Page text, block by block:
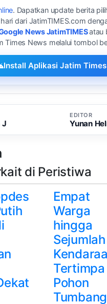
. Dapatkan update berita
dari JatimTIMES.com
News JatimTIMESatau
Times News melalui tombol
Install Aplikasi Jatim
J
EDITOR
Yunan
di Peristiwa
Empat
Warga
hingga
Sejumlah
Tertimpa
Pohon
Tumbang